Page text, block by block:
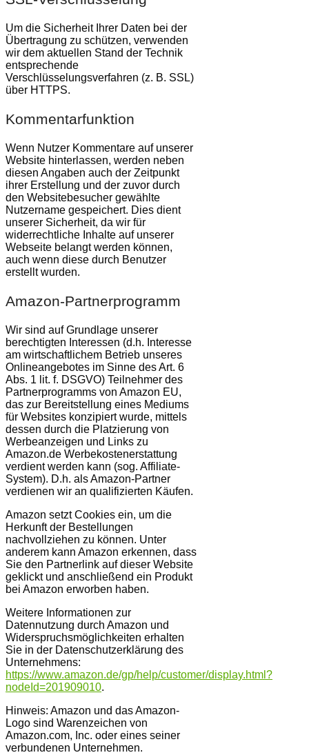
Um die Sicherheit Ihrer Daten bei der
Übertragung zu schützen, verwenden
wir dem aktuellen Stand der Technik
entsprechende
Verschlüsselungsverfahren (z. B. SSL)
über HTTPS.
Kommentarfunktion
Wenn Nutzer Kommentare auf unserer
Website hinterlassen, werden neben
diesen Angaben auch der Zeitpunkt
ihrer Erstellung und der zuvor durch
den Websitebesucher gewählte
Nutzername gespeichert. Dies dient
unserer Sicherheit, da wir für
widerrechtliche Inhalte auf unserer
Webseite belangt werden können,
auch wenn diese durch Benutzer
erstellt wurden.
Amazon-Partnerprogramm
Wir sind auf Grundlage unserer
berechtigten Interessen (d.h. Interesse
am wirtschaftlichem Betrieb unseres
Onlineangebotes im Sinne des Art. 6
Abs. 1 lit. f. DSGVO) Teilnehmer des
Partnerprogramms von Amazon EU,
das zur Bereitstellung eines Mediums
für Websites konzipiert wurde, mittels
dessen durch die Platzierung von
Werbeanzeigen und Links zu
Amazon.de Werbekostenerstattung
verdient werden kann (sog. Affiliate-
System). D.h. als Amazon-Partner
verdienen wir an qualifizierten Käufen.
Amazon setzt Cookies ein, um die
Herkunft der Bestellungen
nachvollziehen zu können. Unter
anderem kann Amazon erkennen, dass
Sie den Partnerlink auf dieser Website
geklickt und anschließend ein Produkt
bei Amazon erworben haben.
Weitere Informationen zur
Datennutzung durch Amazon und
Widerspruchsmöglichkeiten erhalten
Sie in der Datenschutzerklärung des
Unternehmens:
https://www.amazon.de/gp/help/customer/display.html?
nodeId=201909010.
Hinweis: Amazon und das Amazon-
Logo sind Warenzeichen von
Amazon.com, Inc. oder eines seiner
verbundenen Unternehmen.